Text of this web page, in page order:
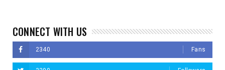
CONNECT WITH US
2340 Fans